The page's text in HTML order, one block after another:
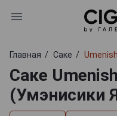
Главная Саке
Саке
(Умэнисики